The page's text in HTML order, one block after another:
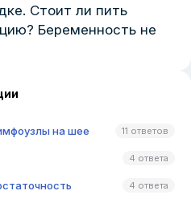
Стоит ли пить
Беременность не
на шее 11 ответов
4 ответа
4 ответа